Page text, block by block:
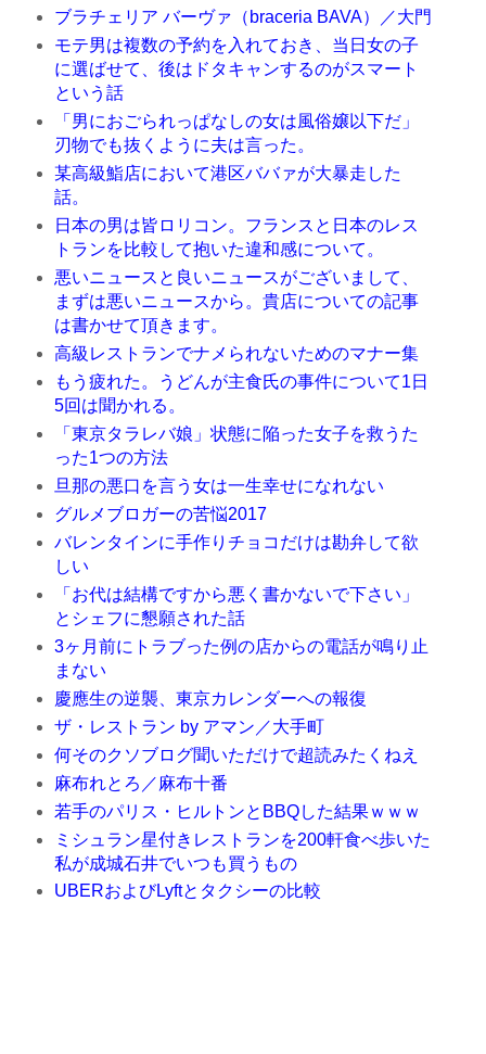
ブラチェリア バーヴァ（braceria BAVA）／大門
モテ男は複数の予約を入れておき、当日女の子
に選ばせて、後はドタキャンするのがスマート
という話
「男におごられっぱなしの女は風俗嬢以下だ」
刃物でも抜くように夫は言った。
某高級鮨店において港区ババァが大暴走した
話。
日本の男は皆ロリコン。フランスと日本のレス
トランを比較して抱いた違和感について。
悪いニュースと良いニュースがございまして、
まずは悪いニュースから。貴店についての記事
は書かせて頂きます。
高級レストランでナメられないためのマナー集
もう疲れた。うどんが主食氏の事件について1日
5回は聞かれる。
「東京タラレバ娘」状態に陥った女子を救うた
った1つの方法
旦那の悪口を言う女は一生幸せになれない
グルメブロガーの苦悩2017
バレンタインに手作りチョコだけは勘弁して欲
しい
「お代は結構ですから悪く書かないで下さい」
とシェフに懇願された話
3ヶ月前にトラブった例の店からの電話が鳴り止
まない
慶應生の逆襲、東京カレンダーへの報復
ザ・レストラン by アマン／大手町
何そのクソブログ聞いただけで超読みたくねえ
麻布れとろ／麻布十番
若手のパリス・ヒルトンとBBQした結果ｗｗｗ
ミシュラン星付きレストランを200軒食べ歩いた
私が成城石井でいつも買うもの
UBERおよびLyftとタクシーの比較